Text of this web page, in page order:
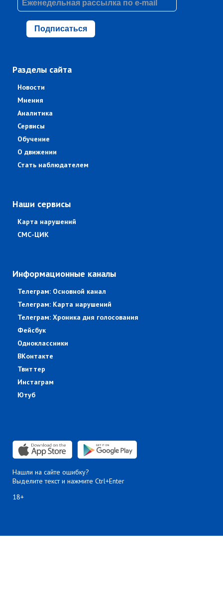
Подписаться
Разделы сайта
Новости
Мнения
Аналитика
Сервисы
Обучение
О движении
Стать наблюдателем
Наши сервисы
Карта нарушений
СМС-ЦИК
Информационные каналы
Телеграм: Основной канал
Телеграм: Карта нарушений
Телеграм: Хроника дня голосования
Фейсбук
Одноклассники
ВКонтакте
Твиттер
Инстаграм
Ютуб
Нашли на сайте ошибку?
Выделите текст и нажмите Ctrl+Enter
18+